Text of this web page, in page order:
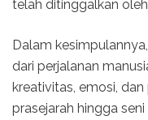
telah ditinggalkan
Dalam
dari perjalanan
kreativitas, emosi, dan
prasejarah hingga